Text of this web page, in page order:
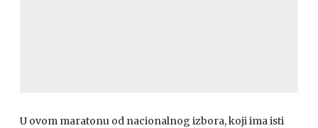
U ovom maratonu od nacionalnog izbora, koji ima isti